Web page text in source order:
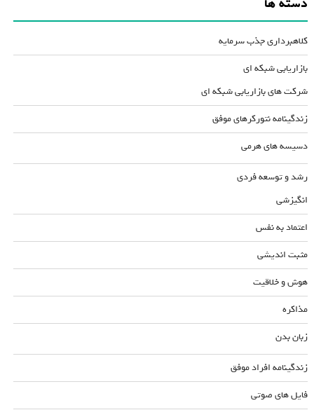
کلاهبرداری جذب سرمایه
بازاریابی شبکه ای
شرکت های بازاریابی شبکه ای
زندگینامه نتورکرهای موفق
دسیسه های هرمی
رشد و توسعه فردی
انگیزشی
اعتماد به نفس
مثبت اندیشی
هوش و خلاقیت
مذاکره
زبان بدن
زندگینامه افراد موفق
فایل های صوتی